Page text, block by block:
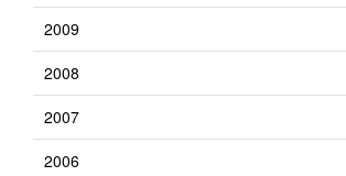
2009
2008
2007
2006